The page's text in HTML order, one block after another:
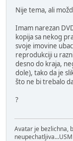
Nije tema, ali
Imam narezan
kopija sa nekog
svoje imovine
reprodukciji u
desno do kraja,
dole), tako da je
što ne bi trebalo
?
Avatar je bezlichna,